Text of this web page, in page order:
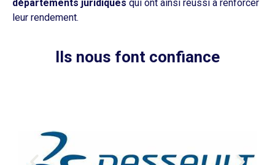
départements juridiques qui ont ainsi réussi à renforcer
leur rendement.
Ils nous font confiance